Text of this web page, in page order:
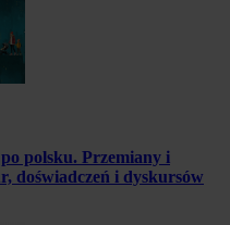
po polsku. Przemiany i
doświadczeń i dyskursów